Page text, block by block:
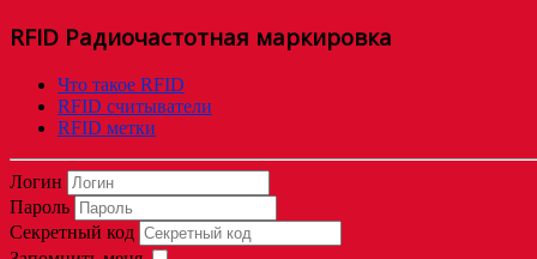
RFID Радиочастотная маркировка
Что такое RFID
RFID считыватели
RFID метки
Логин
Пароль
Секретный код